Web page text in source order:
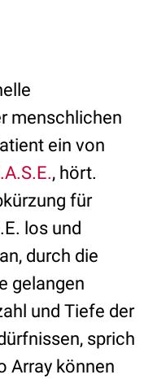
menschlichen
ein von
, hört.
für
los und
durch die
gelangen
und Tiefe der
sprich
Array können